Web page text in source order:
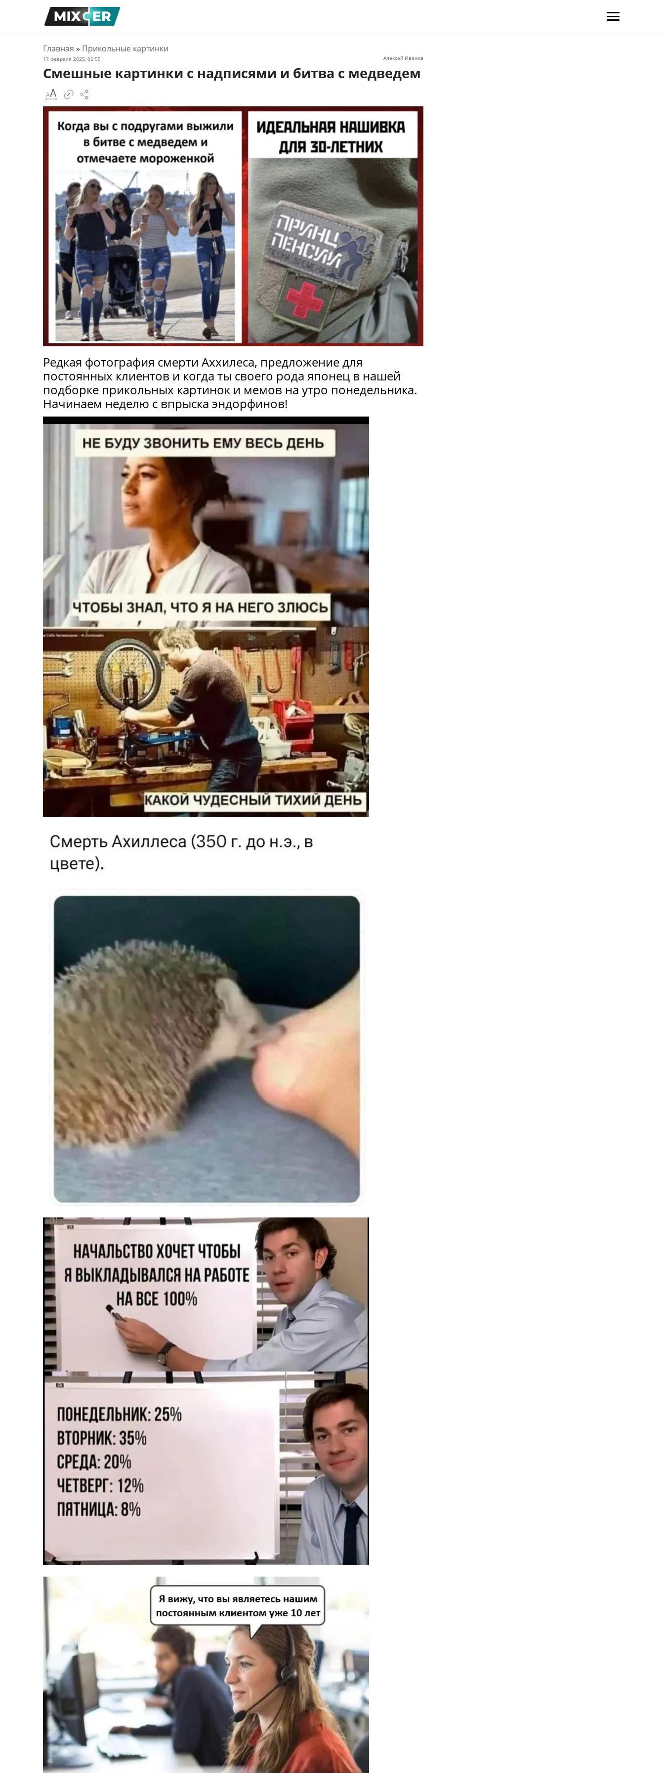
Главная » Прикольные картинки
17 февраля 2025, 05:55 Алексей Иванов
Смешные картинки с надписями и битва с медведем
Редкая фотография смерти Аххилеса, предложение для
постоянных клиентов и когда ты своего рода японец в нашей
подборке прикольных картинок и мемов на утро понедельника.
Начинаем неделю с впрыска эндорфинов!